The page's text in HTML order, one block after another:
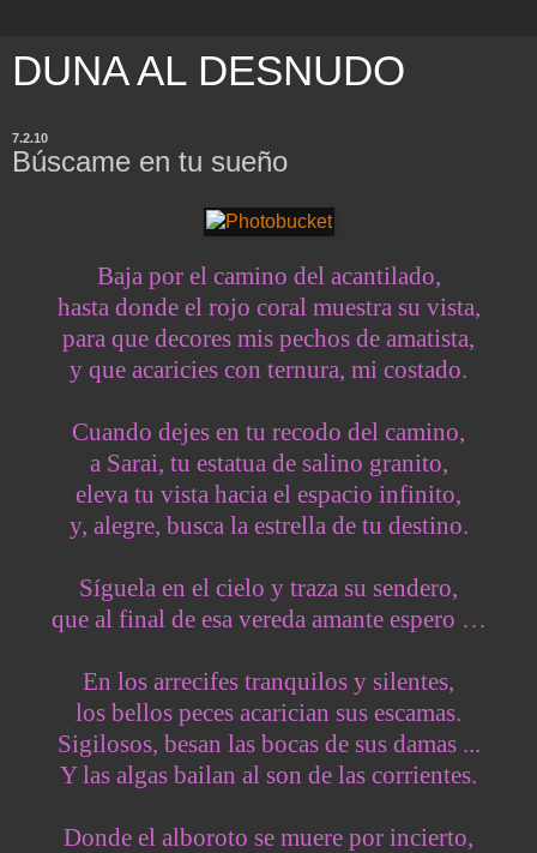
DUNA AL DESNUDO
7.2.10
Búscame en tu sueño
Baja por el camino del acantilado,
hasta donde el rojo coral muestra su vista,
para que decores mis pechos de amatista,
y que acaricies con ternura, mi costado.
Cuando dejes en tu recodo del camino,
a Sarai, tu estatua de salino granito,
eleva tu vista hacia el espacio infinito,
y, alegre, busca la estrella de tu destino.
Síguela en el cielo y traza su sendero,
que al final de esa vereda amante espero …
En los arrecifes tranquilos y silentes,
los bellos peces acarician sus escamas.
Sigilosos, besan las bocas de sus damas ...
Y las algas bailan al son de las corrientes.
Donde el alboroto se muere por incierto,